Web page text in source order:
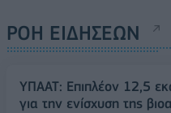
ΡΟΗ ΕΙΔΗΣΕΩΝ
ΥΠΑΑΤ: Επιπλέον 12,5
για την ενίσχυση της